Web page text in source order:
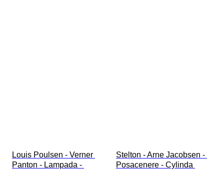
Louis Poulsen - Verner
Panton - Lampada -
Stelton - Arne Jacobsen -
Posacenere - Cylinda